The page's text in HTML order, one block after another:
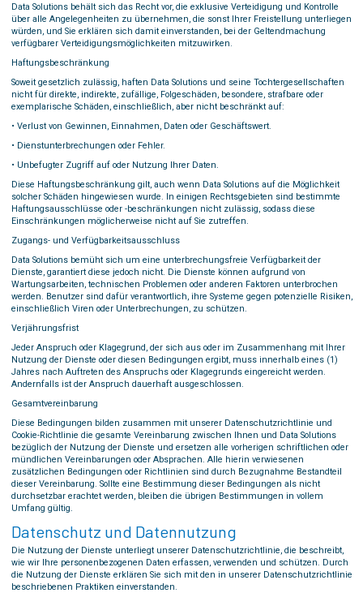
Data Solutions behält sich das Recht vor, die exklusive Verteidigung und Kontrolle
über alle Angelegenheiten zu übernehmen, die sonst Ihrer Freistellung unterliegen
würden, und Sie erklären sich damit einverstanden, bei der Geltendmachung
verfügbarer Verteidigungsmöglichkeiten mitzuwirken.
Haftungsbeschränkung
Soweit gesetzlich zulässig, haften Data Solutions und seine Tochtergesellschaften
nicht für direkte, indirekte, zufällige, Folgeschäden, besondere, strafbare oder
exemplarische Schäden, einschließlich, aber nicht beschränkt auf:
• Verlust von Gewinnen, Einnahmen, Daten oder Geschäftswert.
• Dienstunterbrechungen oder Fehler.
• Unbefugter Zugriff auf oder Nutzung Ihrer Daten.
Diese Haftungsbeschränkung gilt, auch wenn Data Solutions auf die Möglichkeit
solcher Schäden hingewiesen wurde. In einigen Rechtsgebieten sind bestimmte
Haftungsausschlüsse oder -beschränkungen nicht zulässig, sodass diese
Einschränkungen möglicherweise nicht auf Sie zutreffen.
Zugangs- und Verfügbarkeitsausschluss
Data Solutions bemüht sich um eine unterbrechungsfreie Verfügbarkeit der
Dienste, garantiert diese jedoch nicht. Die Dienste können aufgrund von
Wartungsarbeiten, technischen Problemen oder anderen Faktoren unterbrochen
werden. Benutzer sind dafür verantwortlich, ihre Systeme gegen potenzielle Risiken,
einschließlich Viren oder Unterbrechungen, zu schützen.
Verjährungsfrist
Jeder Anspruch oder Klagegrund, der sich aus oder im Zusammenhang mit Ihrer
Nutzung der Dienste oder diesen Bedingungen ergibt, muss innerhalb eines (1)
Jahres nach Auftreten des Anspruchs oder Klagegrunds eingereicht werden.
Andernfalls ist der Anspruch dauerhaft ausgeschlossen.
Gesamtvereinbarung
Diese Bedingungen bilden zusammen mit unserer Datenschutzrichtlinie und
Cookie-Richtlinie die gesamte Vereinbarung zwischen Ihnen und Data Solutions
bezüglich der Nutzung der Dienste und ersetzen alle vorherigen schriftlichen oder
mündlichen Vereinbarungen oder Absprachen. Alle hierin verwiesenen
zusätzlichen Bedingungen oder Richtlinien sind durch Bezugnahme Bestandteil
dieser Vereinbarung. Sollte eine Bestimmung dieser Bedingungen als nicht
durchsetzbar erachtet werden, bleiben die übrigen Bestimmungen in vollem
Umfang gültig.
Datenschutz und Datennutzung
Die Nutzung der Dienste unterliegt unserer Datenschutzrichtlinie, die beschreibt,
wie wir Ihre personenbezogenen Daten erfassen, verwenden und schützen. Durch
die Nutzung der Dienste erklären Sie sich mit den in unserer Datenschutzrichtlinie
beschriebenen Praktiken einverstanden.